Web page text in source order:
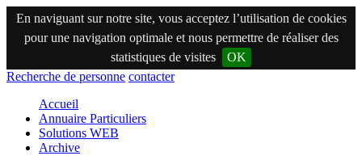
En naviguant sur notre site, vous acceptez l’utilisation de cookies
pour une navigation optimale et nous permettre de réaliser des
statistiques de visites
OK
Recherche de personne contacter
Accueil
Annuaire Particuliers
Solutions WEB
Archive